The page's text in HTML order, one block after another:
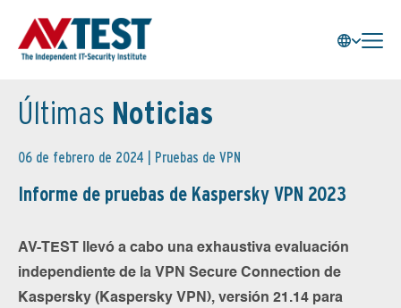
Últimas Noticias
06 de febrero de 2024 | Pruebas de VPN
Informe de pruebas de Kaspersky VPN 2023
AV-TEST llevó a cabo una exhaustiva evaluación
independiente de la VPN Secure Connection de
Kaspersky (Kaspersky VPN), versión 21.14 para